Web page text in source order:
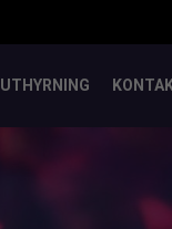
UTHYRNING